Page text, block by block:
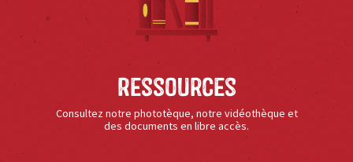
Ressources
Consultez notre phototèque, notre vidéothèque et
des documents en libre accès.